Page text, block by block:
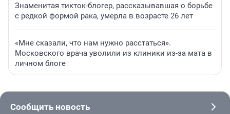
Знаменитая тикток-блогер, рассказывавшая о борьбе
с редкой формой рака, умерла в возрасте 26 лет
«Мне сказали, что нам нужно расстаться».
Московского врача уволили из клиники из-за мата в
личном блоге
Сообщить новость